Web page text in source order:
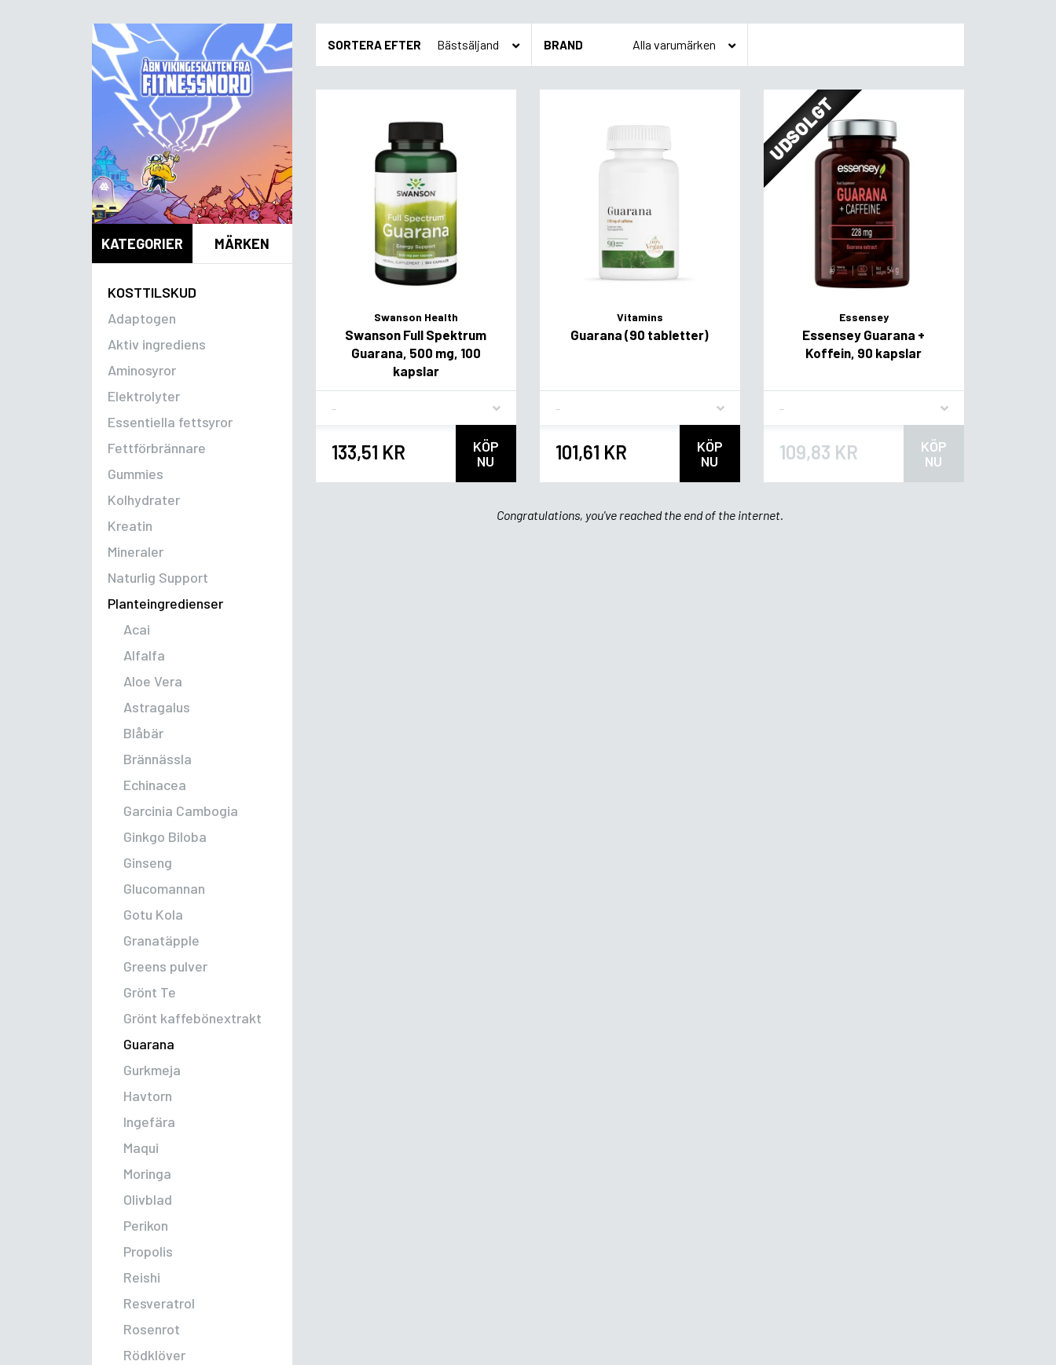
KATEGORIER MÄRKEN
KOSTTILSKUD
Adaptogen
Aktiv ingrediens
Aminosyror
Elektrolyter
Essentiella fettsyror
Fettförbrännare
Gummies
Kolhydrater
Kreatin
Mineraler
Naturlig Support
Planteingredienser
Acai
Alfalfa
Aloe Vera
Astragalus
Blåbär
Brännässla
Echinacea
Garcinia Cambogia
Ginkgo Biloba
Ginseng
Glucomannan
Gotu Kola
Granatäpple
Greens pulver
Grönt Te
Grönt kaffebönextrakt
Guarana
Gurkmeja
Havtorn
Ingefära
Maqui
Moringa
Olivblad
Perikon
Propolis
Reishi
Resveratrol
Rosenrot
Rödklöver
SORTERA EFTER BRAND
Swanson Health
Swanson Full Spektrum
Guarana, 500 mg, 100
kapslar
133,51 KR
KÖP
NU
Vitamins
Guarana (90 tabletter)
101,61 KR
KÖP
NU
UDSOLGT
Essensey
Essensey Guarana +
Koffein, 90 kapslar
109,83 KR
KÖP
NU
Congratulations, you've reached the end of the internet.